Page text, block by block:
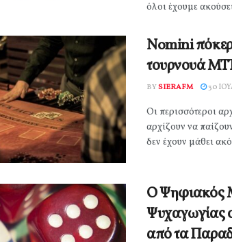
όλοι έχουμε
Nomini
τουρνουά
BYSIERAFM 30
Οι περισσότεροι
αρχίζουν να
δεν έχουν μάθει
Ο Ψηφιακός
Ψυχαγωγίας
από τα